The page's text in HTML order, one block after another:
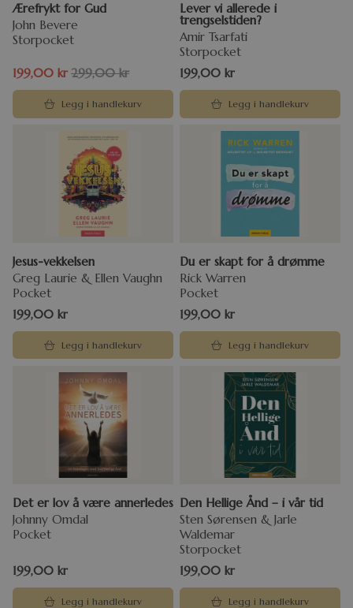
Ærefrykt for Gud
John Bevere
Storpocket
299,00kr
199,00 kr
Legg i handlekurv
Lever vi allerede i
trengselstiden?
Amir Tsarfati
Storpocket
199,00 kr
Legg i handlekurv
Jesus-vekkelsen
Greg Laurie & Ellen Vaughn
Pocket
199,00 kr
Legg i handlekurv
Du er skapt for å drømme
Rick Warren
Pocket
199,00 kr
Legg i handlekurv
Det er lov å være annerledes
Johnny Omdal
Pocket
199,00 kr
Legg i handlekurv
Den Hellige Ånd – i vår tid
Sten Sørensen & Jarle
Waldemar
Storpocket
199,00 kr
Legg i handlekurv